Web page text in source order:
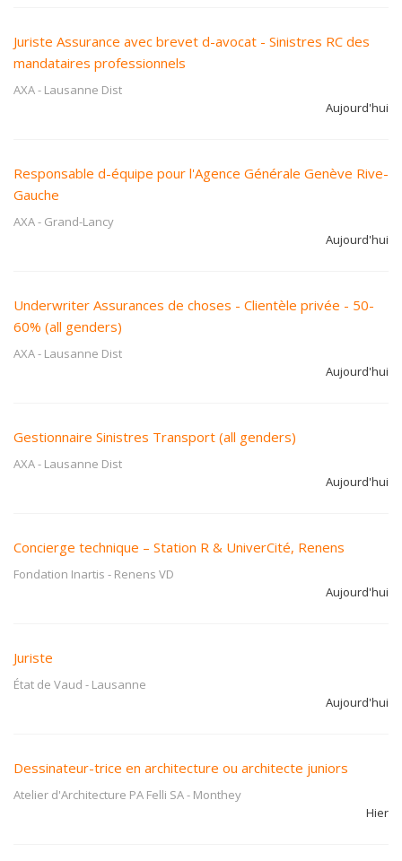
Juriste Assurance avec brevet d-avocat - Sinistres RC des
mandataires professionnels
AXA- Lausanne Dist
Aujourd'hui
Responsable d-équipe pour l'Agence Générale Genève Rive-
Gauche
AXA- Grand-Lancy
Aujourd'hui
Underwriter Assurances de choses - Clientèle privée - 50-
60% (all genders)
AXA- Lausanne Dist
Aujourd'hui
Gestionnaire Sinistres Transport (all genders)
AXA- Lausanne Dist
Aujourd'hui
Concierge technique – Station R & UniverCité, Renens
Fondation Inartis - Renens VD
Aujourd'hui
Juriste
État de Vaud - Lausanne
Aujourd'hui
Dessinateur-trice en architecture ou architecte juniors
Atelier d'Architecture PA Felli SA- Monthey
Hier